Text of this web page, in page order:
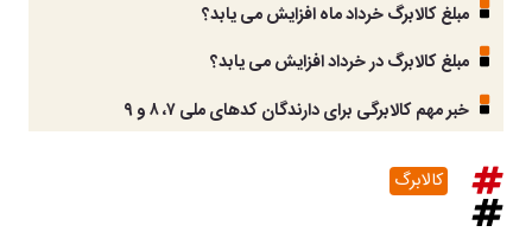
مبلغ کالابرگ خرداد ماه افزایش می یابد؟
مبلغ کالابرگ در خرداد افزایش می یابد؟
خبر مهم کالابرگی برای دارندگان کد‌های ملی ۷، ۸ و ۹
کالابرگ